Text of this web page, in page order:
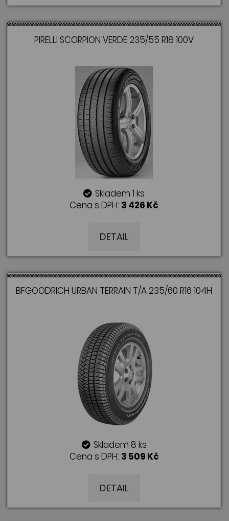
PIRELLI SCORPION VERDE 235/55 R18 100V
Skladem 1 ks
Cena s DPH: 3 426 Kč
DETAIL
BFGOODRICH URBAN TERRAIN T/A 235/60 R16 104H
Skladem 8 ks
Cena s DPH: 3 509 Kč
DETAIL